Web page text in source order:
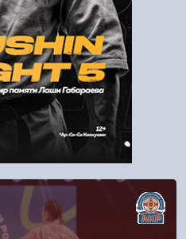
Регистрация